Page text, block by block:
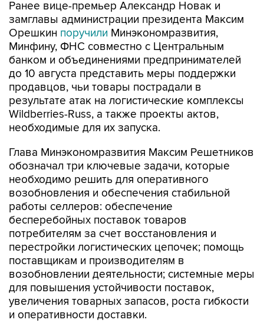
Ранее вице-премьер Александр Новак и
замглавы администрации президента Максим
Орешкин поручили Минэкономразвития,
Минфину, ФНС совместно с Центральным
банком и объединениями предпринимателей
до 10 августа представить меры поддержки
продавцов, чьи товары пострадали в
результате атак на логистические комплексы
Wildberries-Russ, а также проекты актов,
необходимые для их запуска.
Глава Минэкономразвития Максим Решетников
обозначал три ключевые задачи, которые
необходимо решить для оперативного
возобновления и обеспечения стабильной
работы селлеров: обеспечение
бесперебойных поставок товаров
потребителям за счет восстановления и
перестройки логистических цепочек; помощь
поставщикам и производителям в
возобновлении деятельности; системные меры
для повышения устойчивости поставок,
увеличения товарных запасов, роста гибкости
и оперативности доставки.